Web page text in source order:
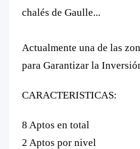
chalés de Gaulle...
Actualmente una de las
para Garantizar la
CARACTERISTICAS:
8 Aptos en total
2 Aptos por nivel